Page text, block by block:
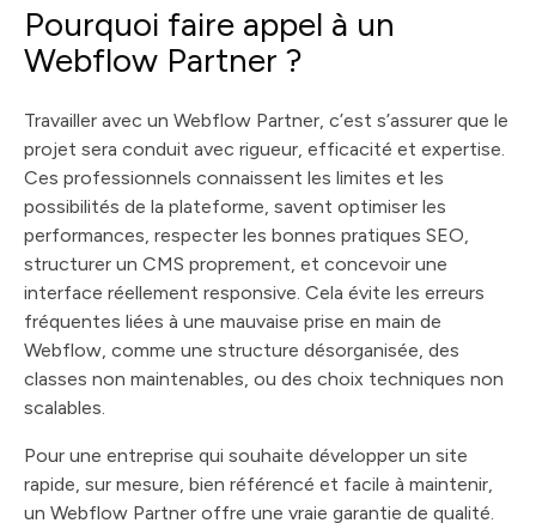
Pourquoi faire appel à un
Webflow Partner ?
Travailler avec un Webflow Partner, c’est s’assurer que le
projet sera conduit avec rigueur, efficacité et expertise.
Ces professionnels connaissent les limites et les
possibilités de la plateforme, savent optimiser les
performances, respecter les bonnes pratiques SEO,
structurer un CMS proprement, et concevoir une
interface réellement responsive. Cela évite les erreurs
fréquentes liées à une mauvaise prise en main de
Webflow, comme une structure désorganisée, des
classes non maintenables, ou des choix techniques non
scalables.
Pour une entreprise qui souhaite développer un site
rapide, sur mesure, bien référencé et facile à maintenir,
un Webflow Partner offre une vraie garantie de qualité.